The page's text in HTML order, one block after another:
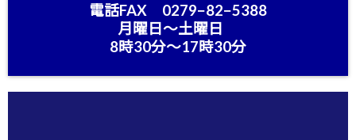
電話FAX 0279−82−5388
月曜日〜土曜日
8時30分〜17時30分